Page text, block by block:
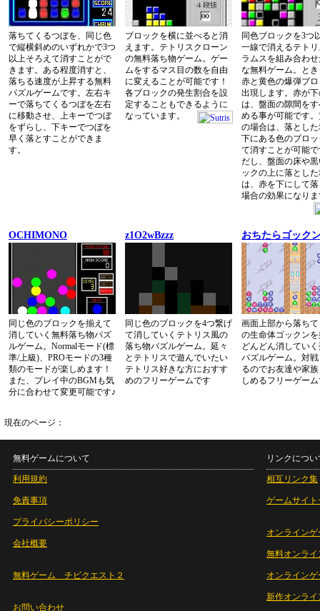
落ちてくるつぼを、同じ色
で縦横斜めのいずれかで3つ
以上そろえて消すことがで
きます。ある程度消すと、
落ちる速度が上昇する無料
パズルゲームです。左右キ
ーで落ちてくるつぼを左右
に移動させ、上キーでつぼ
をずらし、下キーでつぼを
早く落とすことができま
す。
ブロックを横に並べると消
えます。テトリスクローン
の無料落ち物ゲーム。ゲー
ムをするマス目の数を自由
に変えることが可能です！
各ブロックの発生割合を設
定することもできるように
なっています。
同色ブロックを3つ
一線で消えるテト
ラムスを組み合わ
な無料ゲーム。と
赤と黄色の爆弾ブ
出現します。赤が
は、盤面の隙間を
める事が可能です
の場合は、落とし
下にある色のブロ
て消すことが可能
だし、盤面の床や
ックの上に落とし
は、赤を下にして
場合の効果になり
OCHIMONO
同じ色のブロックを揃えて
消していく無料落ち物パズ
ルゲーム。Normalモード(標
準/上級)、PROモードの3種
類のモードが楽しめます！
また、プレイ中のBGMも気
分に合わせて変更可能です♪
z1O2wBzzz
同じ色のブロックを4つ繋げ
て消していくテトリス風の
落ち物パズルゲーム。延々
とテトリスで遊んでいたい
テトリス好きな方におすす
めのフリーゲームです
おちたらゴック
画面上部から落ち
の生命体ゴックン
どんどん消してい
パズルゲーム。対
るのでお友達や家
しめるフリーゲー
現在のページ：
無料ゲームについて
利用規約
免責事項
プライバシーポリシー
会社概要
無料ゲーム チビクエスト２
お問い合わせ
リンクについ
相互リンク集
ゲームサイト
オンラインゲ
無料オンライ
オンライン
新作オンライ